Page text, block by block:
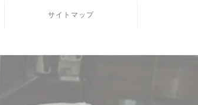
サイトマップ